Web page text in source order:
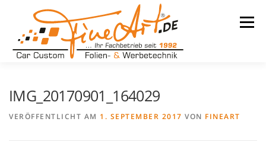
Menü
IMG_20170901_164029
VERÖFFENTLICHT AM 1. SEPTEMBER 2017 VON FINEART